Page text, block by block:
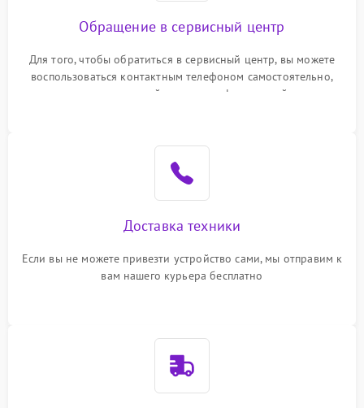
Обращение в сервисный центр
Для того, чтобы обратиться в сервисный центр, вы можете
воспользоваться контактным телефоном самостоятельно,
или оставить свой номер телефона на сайте
Доставка техники
Если вы не можете привезти устройство сами, мы отправим к
вам нашего курьера бесплатно